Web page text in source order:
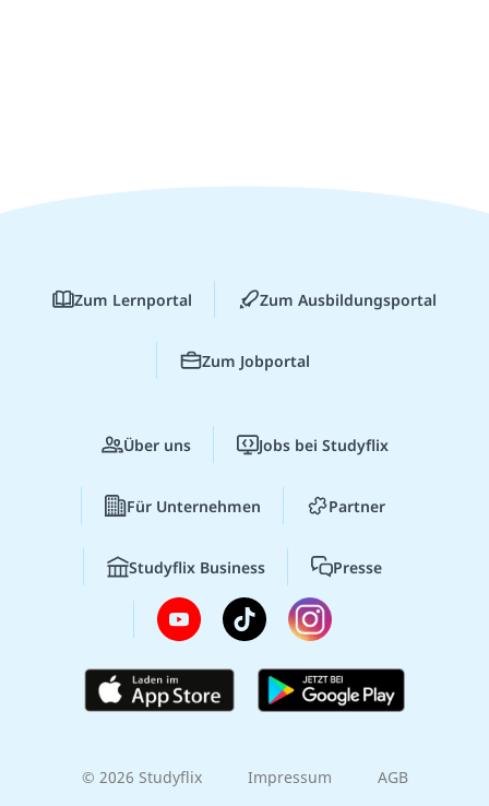
Zum Lernportal Zum Ausbildungsportal
Zum Jobportal
Über uns Jobs bei Studyflix
Für Unternehmen Partner
Studyflix Business Presse
© 2026 Studyflix Impressum AGB